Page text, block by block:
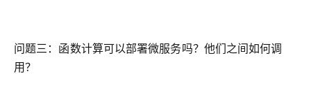
问题三：函数计算可以部署微服务吗？他们之间如何调
用？